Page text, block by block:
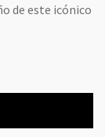
de este icónico